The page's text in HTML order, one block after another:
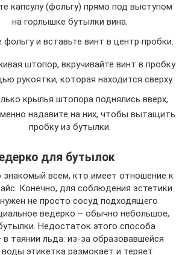
капсулу (фольгу) прямо под выступом
на горлышке бутылки вина.
фольгу и вставьте винт в центр пробки.
штопор, вкручивайте винт в пробку
рукоятки, которая находится сверху.
крылья штопора поднялись вверх,
надавите на них, чтобы вытащить
пробку из бутылки.
для бутылок
всем, кто имеет отношение к
Конечно, для соблюдения эстетики
не просто сосуд подходящего
ведерко – обычно небольшое,
Недостаток этого способа
таянии льда: из-за образовавшейся
воды этикетка размокает и теряет